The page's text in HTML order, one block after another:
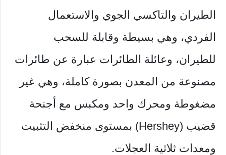
الطيران والتاكسي الجوي والاستعمال
الفردي، وهي بسيطة وقابلة للسحب
للطيران، وعائلة الطائرات عبارة عن طائرات
مصنوعة من المعدن بصورة كاملة، وهي غير
مضغوطة ومحرك واحد ومكبس مع أجنحة
قضيب (Hershey) بمستوى منخفض التثبيت
ومعدات ثلاثية العجلات.